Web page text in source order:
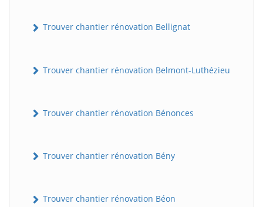
Trouver chantier rénovation Bellignat
Trouver chantier rénovation Belmont-Luthézieu
Trouver chantier rénovation Bénonces
Trouver chantier rénovation Bény
Trouver chantier rénovation Béon